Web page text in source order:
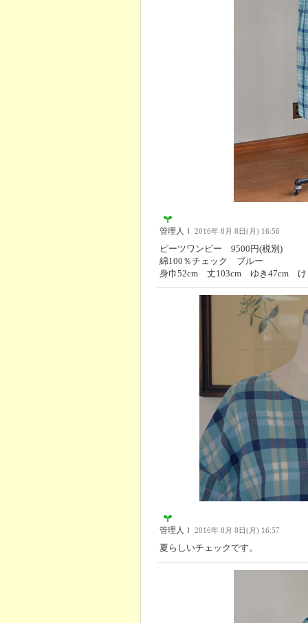
管理人Ｉ 2016年 8月 8日(月) 16:56
ピーツワンピー 9500円(税別)
綿100％チェック ブルー
身巾52cm 丈103cm ゆき47cm け
管理人Ｉ 2016年 8月 8日(月) 16:57
夏らしいチェックです。